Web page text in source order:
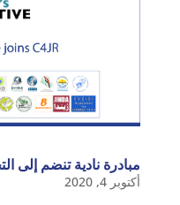
مبادرة نادية تنضم إلى
أكتوبر 4, 2020